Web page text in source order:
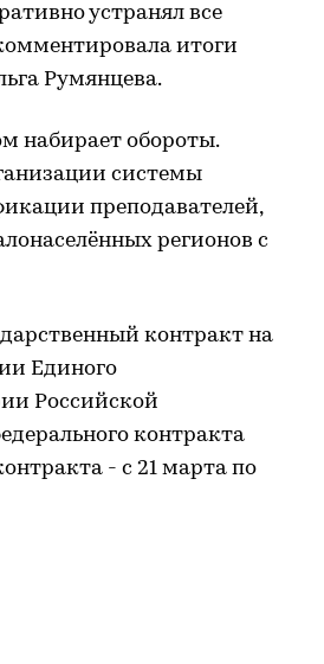
устранял все
итоги
Румянцева.
набирает обороты.
системы
преподавателей,
регионов с
контракт на
Единого
Российской
контракта
- с 21 марта по